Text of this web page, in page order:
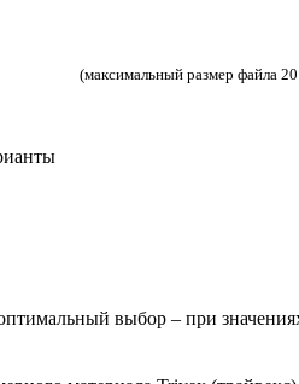
(максимальный размер файла
выбор – при